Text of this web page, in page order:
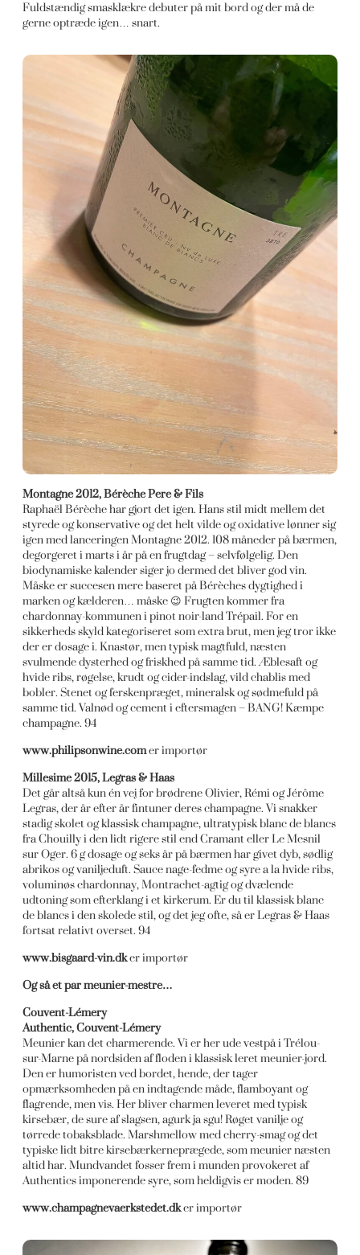
Fuldstændig smasklækre debuter på mit bord og der må de
gerne optræde igen… snart.
Montagne 2012, Bérèche Pere & Fils
Raphaël Bérèche har gjort det igen. Hans stil midt mellem det
styrede og konservative og det helt vilde og oxidative lønner sig
igen med lanceringen Montagne 2012. 108 måneder på bærmen,
degorgeret i marts i år på en frugtdag – selvfølgelig. Den
biodynamiske kalender siger jo dermed det bliver god vin.
Måske er succesen mere baseret på Bérèches dygtighed i
marken og kælderen… måske 😉 Frugten kommer fra
chardonnay-kommunen i pinot noir-land Trépail. For en
sikkerheds skyld kategoriseret som extra brut, men jeg tror ikke
der er dosage i. Knastør, men typisk magtfuld, næsten
svulmende dysterhed og friskhed på samme tid. Æblesaft og
hvide ribs, røgelse, krudt og cider-indslag, vild chablis med
bobler. Stenet og ferskenpræget, mineralsk og sødmefuld på
samme tid. Valnød og cement i eftersmagen – BANG! Kæmpe
champagne. 94
www.philipsonwine.comer importør
Millesime 2015, Legras & Haas
Det går altså kun én vej for brødrene Olivier, Rémi og Jérôme
Legras, der år efter år fintuner deres champagne. Vi snakker
stadig skolet og klassisk champagne, ultratypisk blanc de blancs
fra Chouilly i den lidt rigere stil end Cramant eller Le Mesnil
sur Oger. 6 g dosage og seks år på bærmen har givet dyb, sødlig
abrikos og vaniljeduft. Sauce nage-fedme og syre a la hvide ribs,
voluminøs chardonnay, Montrachet-agtig og dvælende
udtoning som efterklang i et kirkerum. Er du til klassisk blanc
de blancs i den skolede stil, og det jeg ofte, så er Legras & Haas
fortsat relativt overset. 94
www.bisgaard-vin.dker importør
Og så et par meunier-mestre…
Couvent-Lémery
Authentic, Couvent-Lémery
Meunier kan det charmerende. Vi er her ude vestpå i Trélou-
sur-Marne på nordsiden af floden i klassisk leret meunier-jord.
Den er humoristen ved bordet, hende, der tager
opmærksomheden på en indtagende måde, flamboyant og
flagrende, men vis. Her bliver charmen leveret med typisk
kirsebær, de sure af slagsen, agurk ja sgu! Røget vanilje og
tørrede tobaksblade. Marshmellow med cherry-smag og det
typiske lidt bitre kirsebærkerneprægede, som meunier næsten
altid har. Mundvandet fosser frem i munden provokeret af
Authentics imponerende syre, som heldigvis er moden. 89
www.champagnevaerkstedet.dker importør